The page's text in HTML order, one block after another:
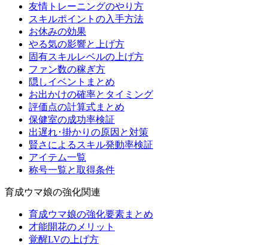
友情トレーニングのやり方
スキルポイントの入手方法
お休みの効果
やる気の影響と上げ方
固有スキルレベルの上げ方
ファン数の稼ぎ方
隠しイベントまとめ
お出かけの確率とタイミング
評価点の計算式まとめ
保健室の成功率検証
出遅れ･掛かりの原因と対策
賢さによるスキル発動率検証
アイテム一覧
称号一覧と取得条件
育成ウマ娘の強化関連
育成ウマ娘の強化要素まとめ
才能開花のメリット
覚醒LVの上げ方